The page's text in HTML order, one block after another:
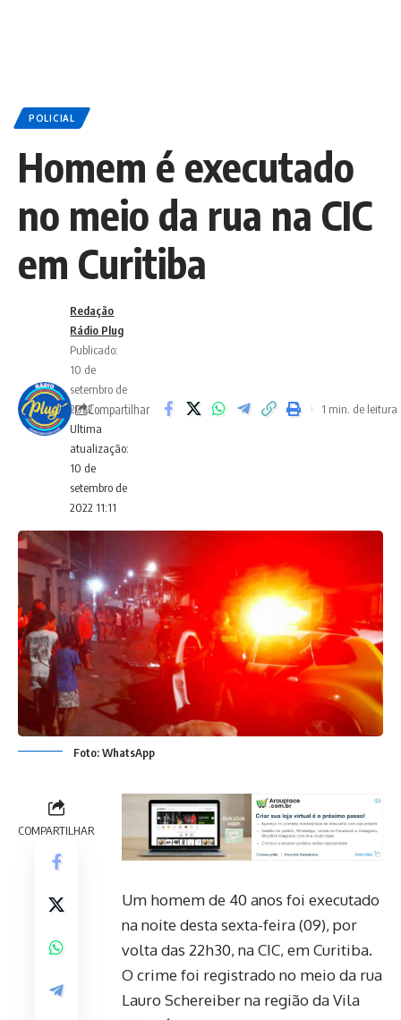
POLICIAL
Homem é executado
no meio da rua na CIC
em Curitiba
Ultima
atualização:
10 de
setembro de
2022 11:11
Redação
Rádio Plug
Publicado:
10 de
setembro de
2022Compartilhar 1 min. de leitura
Foto: WhatsApp
COMPARTILHAR
Um homem de 40 anos foi executado
na noite desta sexta-feira (09), por
volta das 22h30, na CIC, em Curitiba.
O crime foi registrado no meio da rua
Lauro Schereiber na região da Vila